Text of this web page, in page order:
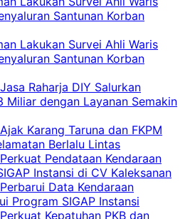
Santunan Korban
Lakukan Survei Ahli Waris
Santunan Korban
Raharja DIY Salurkan
Miliar dengan Layanan Semakin
Karang Taruna dan FKPM
Berlalu Lintas
Pendataan Kendaraan
Instansi di CV Kaleksanan
Data Kendaraan
Program SIGAP Instansi
Kepatuhan PKB dan